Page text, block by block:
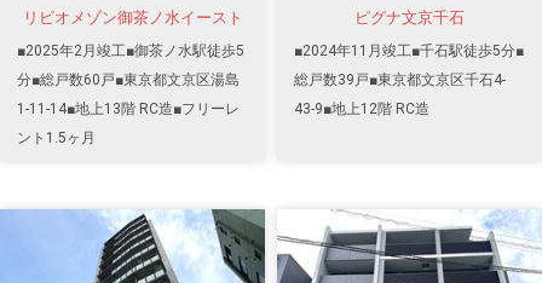
リビオメゾン御茶ノ水イースト
■2025年2月竣工■御茶ノ水駅徒歩5
分■総戸数60戸■東京都文京区湯島
1-11-14■地上13階 RC造■フリーレ
ント1.5ヶ月
ピグナ文京千石
■2024年11月竣工■千石駅徒歩5分■
総戸数39戸■東京都文京区千石4-
43-9■地上12階 RC造